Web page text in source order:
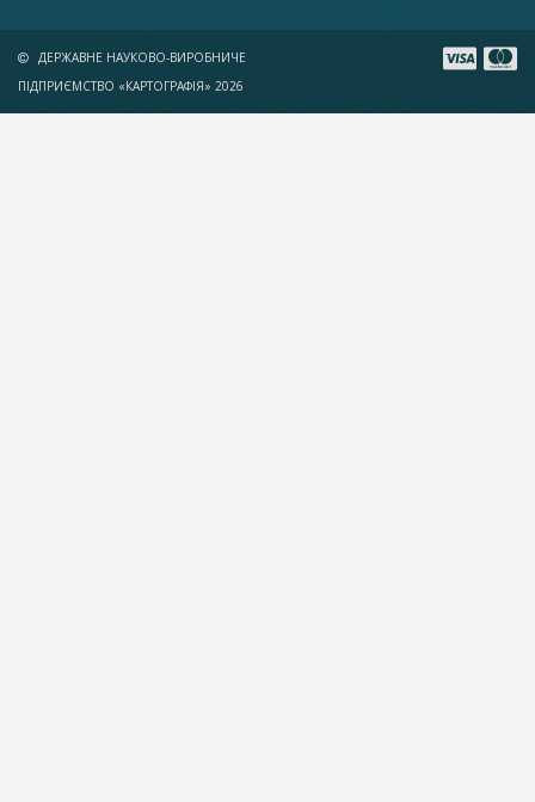
ДЕРЖАВНЕ НАУКОВО-ВИРОБНИЧЕ
ПІДПРИЄМСТВО «КАРТОГРАФІЯ» 2026